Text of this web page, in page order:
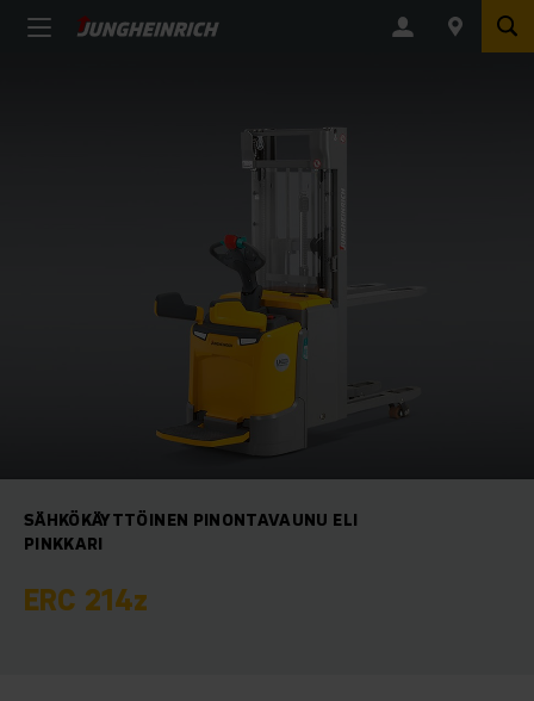
SÄHKÖKÄYTTÖINEN PINONTAVAUNU ELI
PINKKARI
ERC 214z